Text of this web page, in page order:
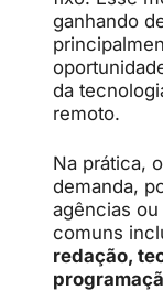
ganhando
da
remoto.
Na prática,
demanda,
agências
comuns
redação,